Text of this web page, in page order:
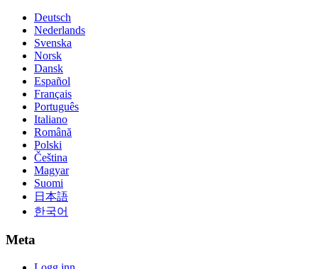
Deutsch
Nederlands
Svenska
Norsk
Dansk
Español
Français
Português
Italiano
Română
Polski
Čeština
Magyar
Suomi
日本語
한국어
Meta